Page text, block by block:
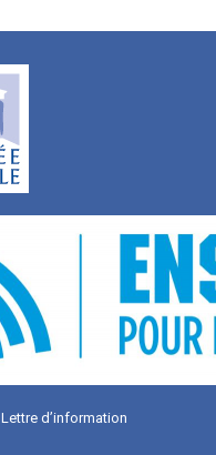
Lettre d’information